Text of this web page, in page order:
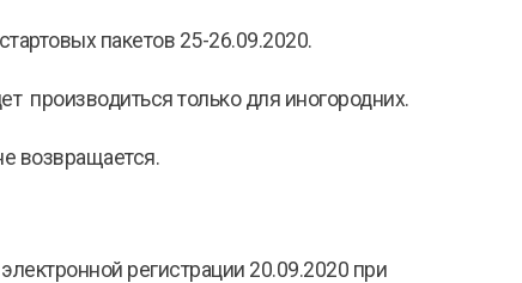
пакетов 25-26.09.2020.
производиться только для иногородних.
возвращается.
регистрации 20.09.2020 при